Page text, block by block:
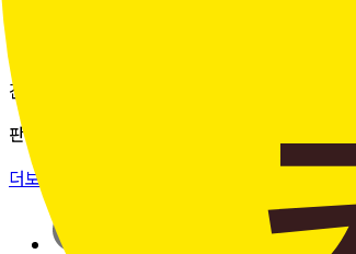
간단한 가입 프로세스 & 편리한
판매 시스템
더보기 >